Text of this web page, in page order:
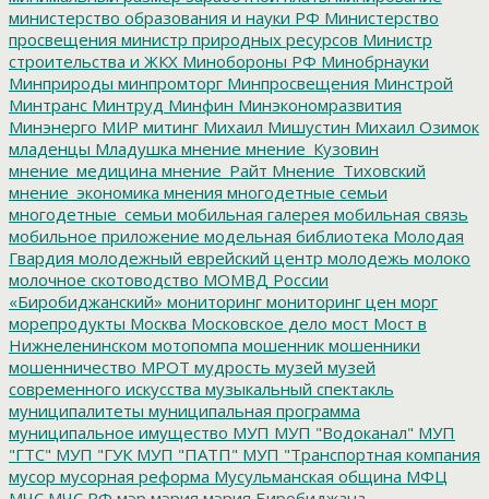
министерство образования и науки РФ Министерство
просвещения министр природных ресурсов Министр
строительства и ЖКХ Минобороны РФ Минобрнауки
Минприроды минпромторг Минпросвещения Минстрой
Минтранс Минтруд Минфин Минэкономразвития
Минэнерго МИР митинг Михаил Мишустин Михаил Озимок
младенцы Младушка мнение мнение_Кузовин
мнение_медицина мнение_Райт Мнение_Тиховский
мнение_экономика мнения многодетные семьи
многодетные_семьи мобильная галерея мобильная связь
мобильное приложение модельная библиотека Молодая
Гвардия молодежный еврейский центр молодежь молоко
молочное скотоводство МОМВД России
«Биробиджанский» мониторинг мониторинг цен морг
морепродукты Москва Московское дело мост Мост в
Нижнеленинском мотопомпа мошенник мошенники
мошенничество МРОТ мудрость музей музей
современного искусства музыкальный спектакль
муниципалитеты муниципальная программа
муниципальное имущество МУП МУП "Водоканал" МУП
"ГТС" МУП "ГУК МУП "ПАТП" МУП "Транспортная компания
мусор мусорная реформа Мусульманская община МФЦ